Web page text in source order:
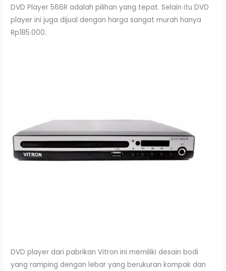
DVD Player 566R adalah pilihan yang tepat. Selain itu DVD
player ini juga dijual dengan harga sangat murah hanya
Rp185.000.
DVD player dari pabrikan Vitron ini memiliki desain bodi
yang ramping dengan lebar yang berukuran kompak dan